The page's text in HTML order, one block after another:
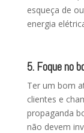
esqueça de
energia
5. Foque no
Ter um bom
clientes e
propaganda
não devem